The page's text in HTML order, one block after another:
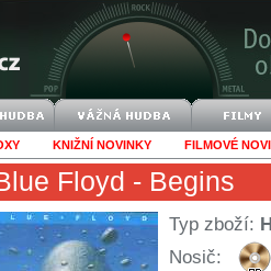
KNIŽNÍ NOVINKY FILMOVÉ
Floyd - Begins
Typ zboží:
Nosič: